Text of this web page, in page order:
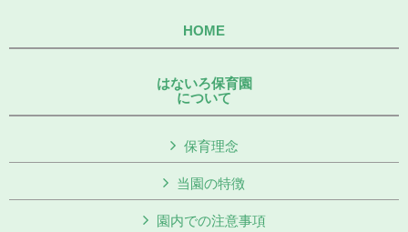
HOME
はないろ保育園
について
保育理念
当園の特徴
園内での注意事項